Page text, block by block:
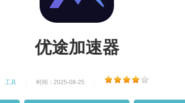
优途加速器
工具 时间：2025-08-25